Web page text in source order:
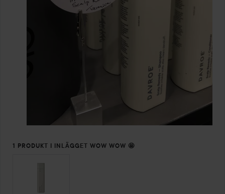
1 PRODUKT I INLÄGGET WOW WOW 🤩